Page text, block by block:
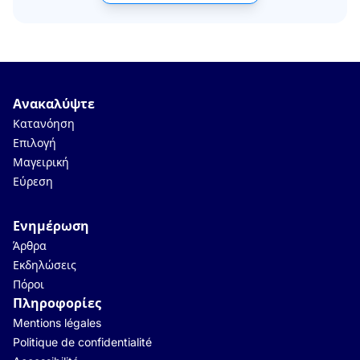
Ανακαλύψτε
Κατανόηση
Επιλογή
Μαγειρική
Εύρεση
Ενημέρωση
Άρθρα
Εκδηλώσεις
Πόροι
Πληροφορίες
Mentions légales
Politique de confidentialité